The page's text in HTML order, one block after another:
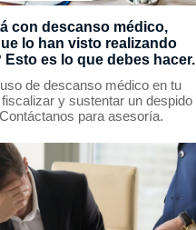
con descanso médico,
lo han visto realizando
es lo que debes hacer.
de descanso médico en tu
y sustentar un despido
para asesoría.